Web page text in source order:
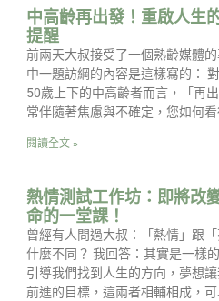
中高齡再出發！重啟人生
提醒
前兩天大叔接受了一個熟齡媒體
中一題訪綱的內容是這樣寫的：
50歲上下的中高齡者而言，「再
常伴隨著焦慮與不確定，您如何
閱讀全文 »
熱情測試工作坊：即將改
命的一堂課！
曾經有人問過大叔：「熱情」跟
什麼不同？ 我回答：其實是一樣
引導我們找到人生的方向，夢想
前進的目標，這兩者相輔相成，